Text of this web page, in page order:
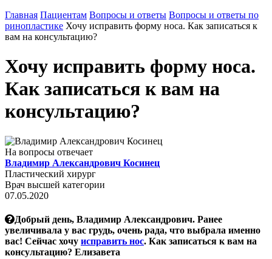
Главная Пациентам Вопросы и ответы Вопросы и ответы по
ринопластике Хочу исправить форму носа. Как записаться к
вам на консультацию?
Хочу исправить форму носа.
Как записаться к вам на
консультацию?
На вопросы отвечает
Владимир Александрович Косинец
Пластический хирург
Врач высшей категории
07.05.2020
Добрый день, Владимир Александрович. Ранее
увеличивала у вас грудь, очень рада, что выбрала именно
вас! Сейчас хочу исправить нос. Как записаться к вам на
консультацию? Елизавета